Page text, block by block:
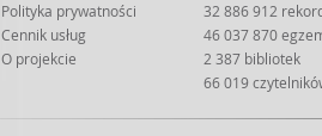
Polityka prywatności
Cennik usług
O projekcie
32 886 912
46 037 870
2 387 bibliotek
66 019